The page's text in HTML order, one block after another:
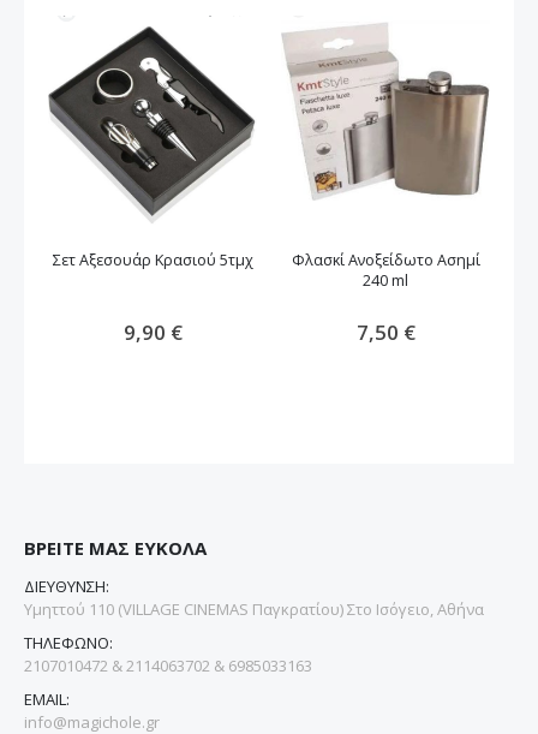
Σετ Αξεσουάρ Κρασιού 5τμχ
9,90 €
Φλασκί Ανοξείδωτο Ασημί
240 ml
7,50 €
ΒΡΕΙΤΕ ΜΑΣ ΕΥΚΟΛΑ
ΔΙΕΥΘΥΝΣΗ:
Υμηττού 110 (VILLAGE CINEMAS Παγκρατίου) Στο Ισόγειο, Αθήνα
ΤΗΛΕΦΩΝΟ:
2107010472 & 2114063702 & 6985033163
EMAIL:
info@magichole.gr